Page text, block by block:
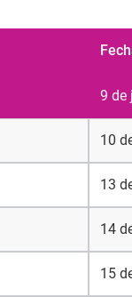
9 de
10
13
14
15